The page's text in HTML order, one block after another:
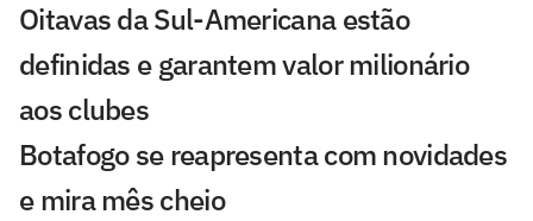
Oitavas da Sul-Americana estão
definidas e garantem valor milionário
aos clubes
Botafogo se reapresenta com novidades
e mira mês cheio